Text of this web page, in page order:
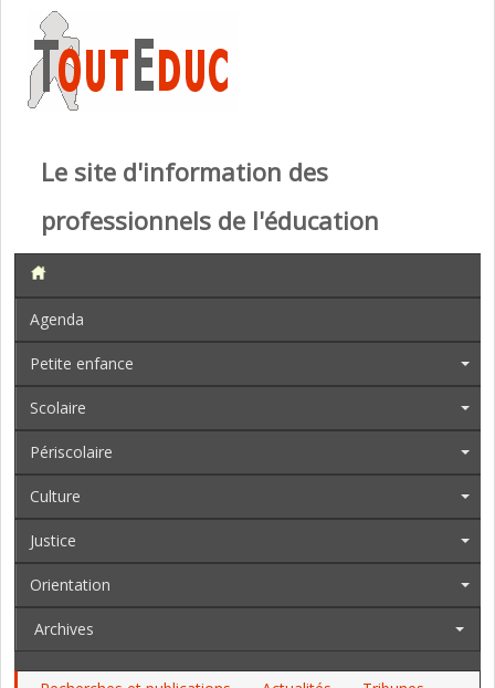
Le site d'information des
professionnels de l'éducation
Agenda
Petite enfance
Scolaire
Périscolaire
Culture
Justice
Orientation
Archives